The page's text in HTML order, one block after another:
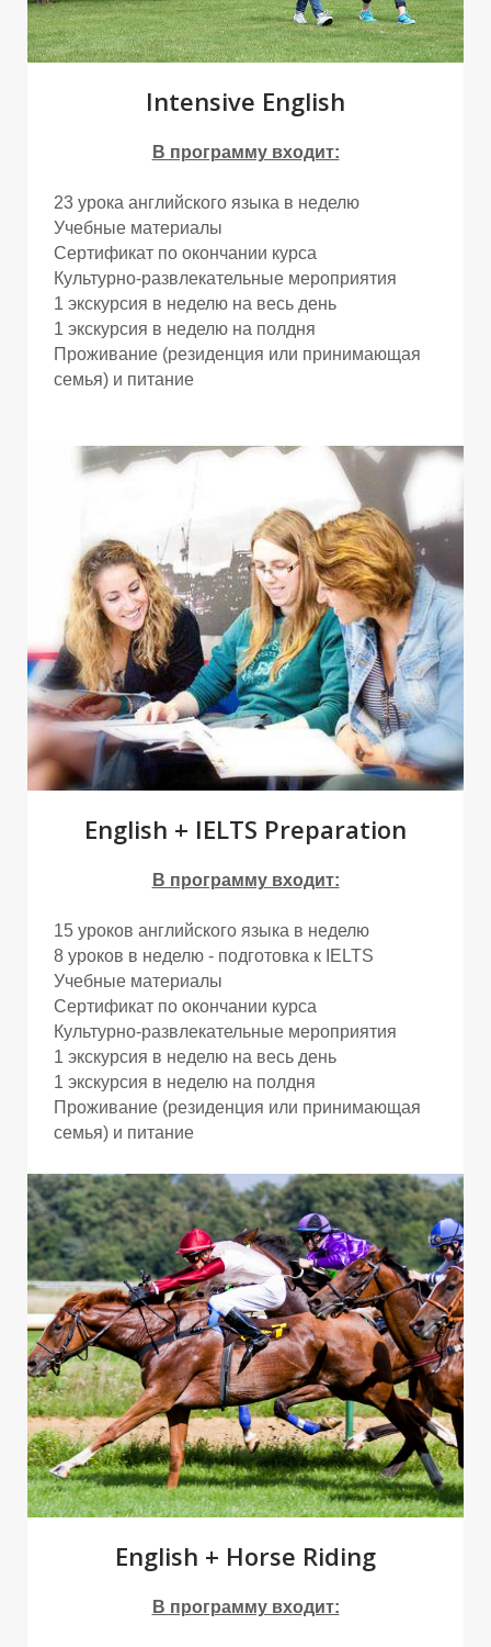
Р
О
Г
Intensive English
В программу входит:
23 урока английского языка в неделю
Учебные материалы
Сертификат по окончании курса
Культурно-развлекательные мероприятия
1 экскурсия в неделю на весь день
1 экскурсия в неделю на полдня
Проживание (резиденция или принимающая
семья) и питание
English + IELTS Preparation
В программу входит:
15 уроков английского языка в неделю
8 уроков в неделю - подготовка к IELTS
Учебные материалы
Сертификат по окончании курса
Культурно-развлекательные мероприятия
1 экскурсия в неделю на весь день
1 экскурсия в неделю на полдня
Проживание (резиденция или принимающая
семья) и питание
English + Horse Riding
В программу входит:
Р
О
Г